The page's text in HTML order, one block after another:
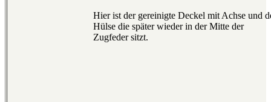
Hier ist der gereinigte Deckel mit Achse und
Hülse die später wieder in der Mitte der
Zugfeder sitzt.